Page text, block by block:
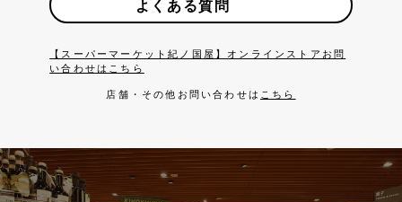
よくある質問
【スーパーマーケット紀ノ国屋】オンラインストアお問
い合わせはこちら
店舗・その他お問い合わせは こちら